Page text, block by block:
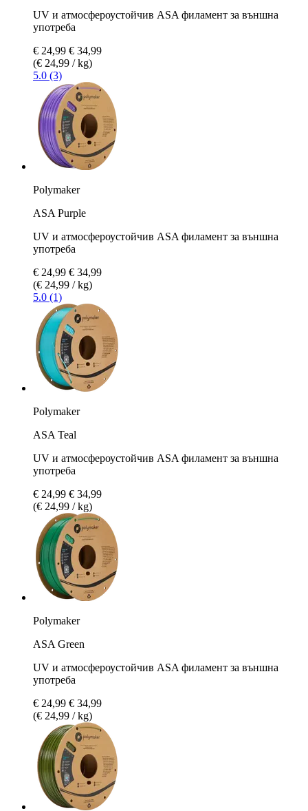
UV и атмосфероустойчив ASA филамент за външна
употреба
€ 24,99 € 34,99
(€ 24,99 / kg)
5.0 (3)
Polymaker
ASA Purple
UV и атмосфероустойчив ASA филамент за външна
употреба
€ 24,99 € 34,99
(€ 24,99 / kg)
5.0 (1)
Polymaker
ASA Teal
UV и атмосфероустойчив ASA филамент за външна
употреба
€ 24,99 € 34,99
(€ 24,99 / kg)
Polymaker
ASA Green
UV и атмосфероустойчив ASA филамент за външна
употреба
€ 24,99 € 34,99
(€ 24,99 / kg)